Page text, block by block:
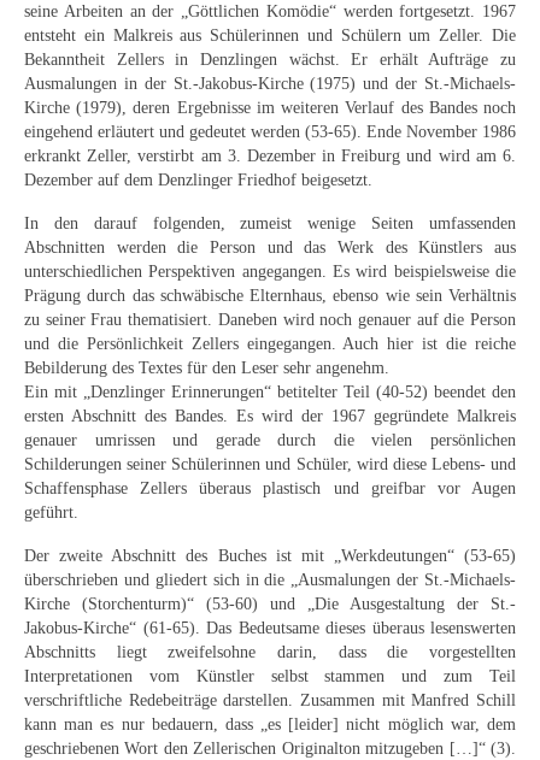
Neues
Tägliche Dosis Kunst
Themenflyer
Themenflyer: Trügerische Idyllen
Themenflyer: Buch und Schrift in der Kunst
Themenflyer: Sehnsucht Süden
Themenflyer: Walter Becker
Themenflyer: Richild Holt
Themenflyer: Ernst Geitlinger
Themenflyer: Michel Wagner
Buchempfehlungen
Richild Holt – Farbe und Linie
Theodor Zeller (1900-1986) Maler und
Visionär
Walter Becker (1893-1984) Malerei und Grafik
seine Arbeiten an der „Göttlichen Komödie“ werden fortgesetzt. 1967
entsteht ein Malkreis aus Schülerinnen und Schülern um Zeller. Die
Bekanntheit Zellers in Denzlingen wächst. Er erhält Aufträge zu
Ausmalungen in der St.-Jakobus-Kirche (1975) und der St.-Michaels-
Kirche (1979), deren Ergebnisse im weiteren Verlauf des Bandes noch
eingehend erläutert und gedeutet werden (53-65). Ende November 1986
erkrankt Zeller, verstirbt am 3. Dezember in Freiburg und wird am 6.
Dezember auf dem Denzlinger Friedhof beigesetzt.
In den darauf folgenden, zumeist wenige Seiten umfassenden
Abschnitten werden die Person und das Werk des Künstlers aus
unterschiedlichen Perspektiven angegangen. Es wird beispielsweise die
Prägung durch das schwäbische Elternhaus, ebenso wie sein Verhältnis
zu seiner Frau thematisiert. Daneben wird noch genauer auf die Person
und die Persönlichkeit Zellers eingegangen. Auch hier ist die reiche
Bebilderung des Textes für den Leser sehr angenehm.
Ein mit „Denzlinger Erinnerungen“ betitelter Teil (40-52) beendet den
ersten Abschnitt des Bandes. Es wird der 1967 gegründete Malkreis
genauer umrissen und gerade durch die vielen persönlichen
Schilderungen seiner Schülerinnen und Schüler, wird diese Lebens- und
Schaffensphase Zellers überaus plastisch und greifbar vor Augen
geführt.
Der zweite Abschnitt des Buches ist mit „Werkdeutungen“ (53-65)
überschrieben und gliedert sich in die „Ausmalungen der St.-Michaels-
Kirche (Storchenturm)“ (53-60) und „Die Ausgestaltung der St.-
Jakobus-Kirche“ (61-65). Das Bedeutsame dieses überaus lesenswerten
Abschnitts liegt zweifelsohne darin, dass die vorgestellten
Interpretationen vom Künstler selbst stammen und zum Teil
verschriftliche Redebeiträge darstellen. Zusammen mit Manfred Schill
kann man es nur bedauern, dass „es [leider] nicht möglich war, dem
geschriebenen Wort den Zellerischen Originalton mitzugeben […]“ (3).